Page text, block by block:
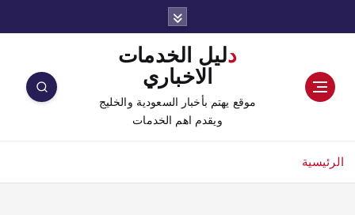
دليل الخدمات
الاخباري
موقع يهتم بأخبار السعودية والخليج
ويقدم اهم الخدمات
الرئيسية